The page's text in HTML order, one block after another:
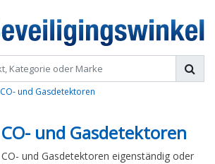
CO- und Gasdetektoren
CO- und Gasdetektoren
CO- und Gasdetektoren eigenständig oder